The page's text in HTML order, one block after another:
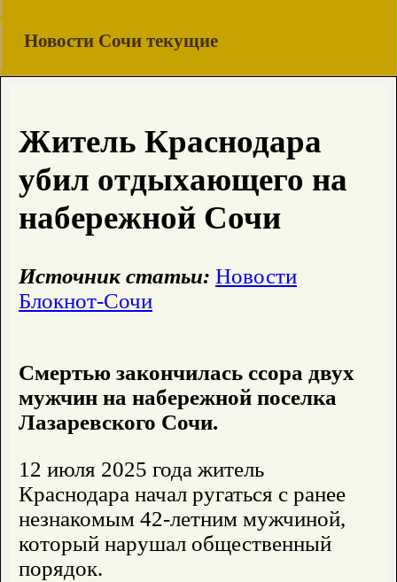
Новости Сочи текущие
Житель Краснодара
убил отдыхающего на
набережной Сочи
Источник статьи: Новости
Блокнот-Сочи
Смертью закончилась ссора двух
мужчин на набережной поселка
Лазаревского Сочи.
12 июля 2025 года житель
Краснодара начал ругаться с ранее
незнакомым 42-летним мужчиной,
который нарушал общественный
порядок.